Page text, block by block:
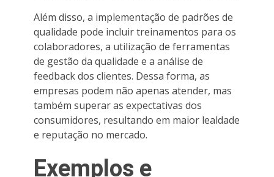
Além disso, a implementação de padrões de
qualidade pode incluir treinamentos para os
colaboradores, a utilização de ferramentas
de gestão da qualidade e a análise de
feedback dos clientes. Dessa forma, as
empresas podem não apenas atender, mas
também superar as expectativas dos
consumidores, resultando em maior lealdade
e reputação no mercado.
Exemplos e